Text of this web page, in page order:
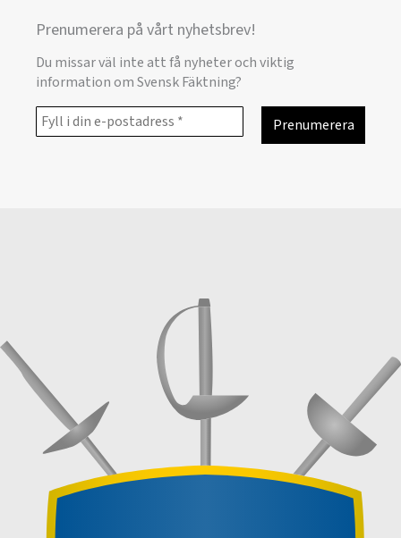
Prenumerera på vårt nyhetsbrev!
Du missar väl inte att få nyheter och viktig
information om Svensk Fäktning?